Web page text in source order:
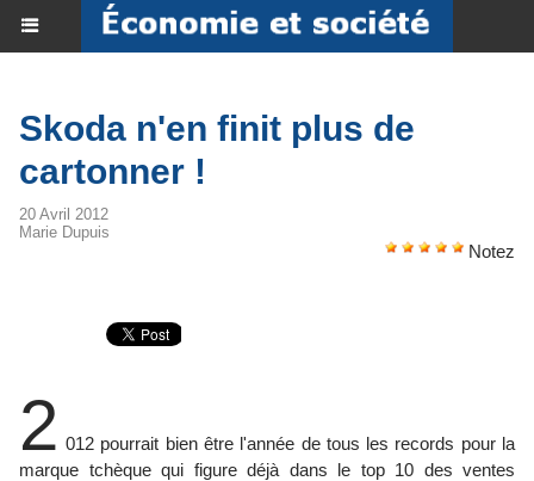
Skoda n'en finit plus de
cartonner !
20 Avril 2012
Marie Dupuis
Notez
2 012 pourrait bien être l'année de tous les records pour la
marque tchèque qui figure déjà dans le top 10 des ventes